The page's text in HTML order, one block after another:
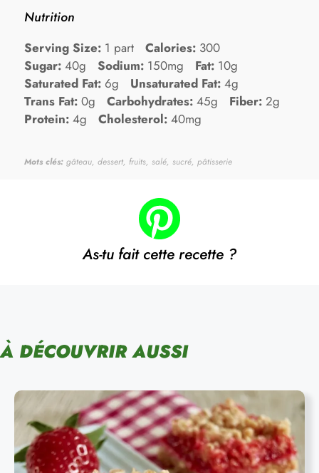
Nutrition
Serving Size: 1 part Calories: 300
Sugar: 40g Sodium: 150mg Fat: 10g
Saturated Fat: 6g Unsaturated Fat: 4g
Trans Fat: 0g Carbohydrates: 45g Fiber: 2g
Protein: 4g Cholesterol: 40mg
Mots clés: gâteau, dessert, fruits, salé, sucré, pâtisserie
As-tu fait cette recette ?
À DÉCOUVRIR AUSSI